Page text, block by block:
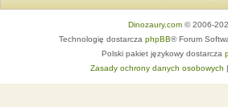
Dinozaury.com© 2006-
Technologię dostarcza phpBB® Forum
Polski pakiet językowy dostarcza
Zasady ochrony danych osobowych |